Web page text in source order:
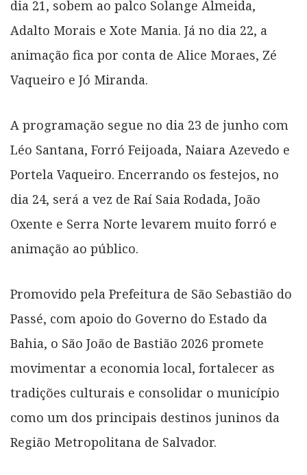
dia 21, sobem ao palco Solange Almeida,
Adalto Morais e Xote Mania. Já no dia 22, a
animação fica por conta de Alice Moraes, Zé
Vaqueiro e Jó Miranda.
A programação segue no dia 23 de junho com
Léo Santana, Forró Feijoada, Naiara Azevedo e
Portela Vaqueiro. Encerrando os festejos, no
dia 24, será a vez de Raí Saia Rodada, João
Oxente e Serra Norte levarem muito forró e
animação ao público.
Promovido pela Prefeitura de São Sebastião do
Passé, com apoio do Governo do Estado da
Bahia, o São João de Bastião 2026 promete
movimentar a economia local, fortalecer as
tradições culturais e consolidar o município
como um dos principais destinos juninos da
Região Metropolitana de Salvador.